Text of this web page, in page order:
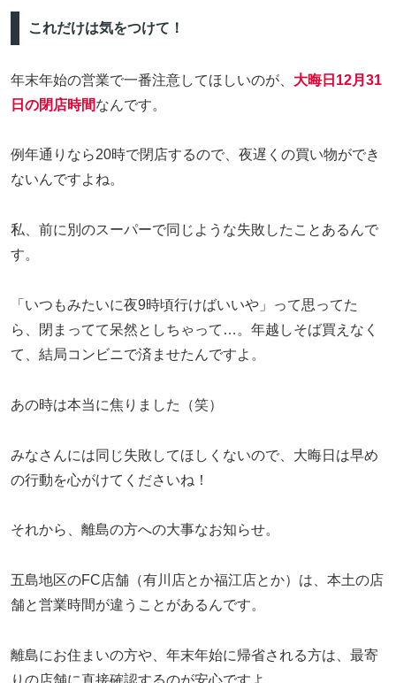
これだけは気をつけて！
年末年始の営業で一番注意してほしいのが、 大晦日12月31
日の閉店時間なんです。
例年通りなら20時で閉店するので、夜遅くの買い物ができ
ないんですよね。
私、前に別のスーパーで同じような失敗したことあるんで
す。
「いつもみたいに夜9時頃行けばいいや」って思ってた
ら、閉まってて呆然としちゃって…。年越しそば買えなく
て、結局コンビニで済ませたんですよ。
あの時は本当に焦りました（笑）
みなさんには同じ失敗してほしくないので、大晦日は早め
の行動を心がけてくださいね！
それから、離島の方への大事なお知らせ。
五島地区のFC店舗（有川店とか福江店とか）は、本土の店
舗と営業時間が違うことがあるんです。
離島にお住まいの方や、年末年始に帰省される方は、最寄
りの店舗に直接確認するのが安心ですよ。